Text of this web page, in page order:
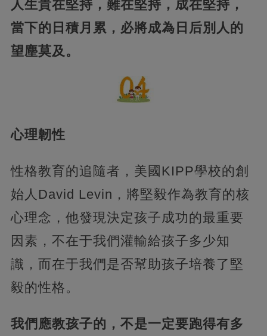
人生貴在堅持，難在堅持，成在堅持，
當下的日積月累，必將成為日后別人的
望塵莫及。
心理韌性
性格教育的追隨者，美國KIPP學校的創
始人David Levin，將堅毅作為教育的核
心理念，他發現決定孩子成功的最重要
因素，不在于我們灌輸給孩子多少知
識，而在于我們是否幫助孩子培養了堅
毅的性格。
我們應教孩子的，不是一定要跑得有多